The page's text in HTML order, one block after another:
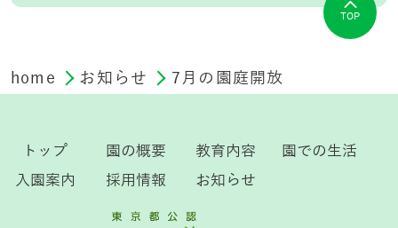
TOP
home お知らせ 7月の園庭開放
トップ 園の概要 教育内容
園での生活
入園案内
採用情報 お知らせ